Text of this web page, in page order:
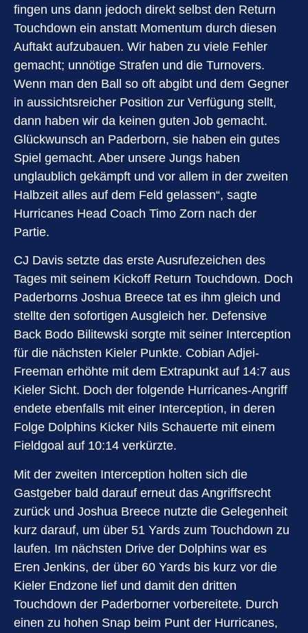
fingen uns dann jedoch direkt selbst den Return
Touchdown ein anstatt Momentum durch diesen
Auftakt aufzubauen. Wir haben zu viele Fehler
gemacht; unnötige Strafen und die Turnovers.
Wenn man den Ball so oft abgibt und dem Gegner
in aussichtsreicher Position zur Verfügung stellt,
dann haben wir da keinen guten Job gemacht.
Glückwunsch an Paderborn, sie haben ein gutes
Spiel gemacht. Aber unsere Jungs haben
unglaublich gekämpft und vor allem in der zweiten
Halbzeit alles auf dem Feld gelassen“, sagte
Hurricanes Head Coach Timo Zorn nach der
Partie.
CJ Davis setzte das erste Ausrufezeichen des
Tages mit seinem Kickoff Return Touchdown. Doch
Paderborns Joshua Breece tat es ihm gleich und
stellte den sofortigen Ausgleich her. Defensive
Back Bodo Bilitewski sorgte mit seiner Interception
für die nächsten Kieler Punkte. Cobian Adjei-
Freeman erhöhte mit dem Extrapunkt auf 14:7 aus
Kieler Sicht. Doch der folgende Hurricanes-Angriff
endete ebenfalls mit einer Interception, in deren
Folge Dolphins Kicker Nils Schauerte mit einem
Fieldgoal auf 10:14 verkürzte.
Mit der zweiten Interception holten sich die
Gastgeber bald darauf erneut das Angriffsrecht
zurück und Joshua Breece nutzte die Gelegenheit
kurz darauf, um über 51 Yards zum Touchdown zu
laufen. Im nächsten Drive der Dolphins war es
Eren Jenkins, der über 60 Yards bis kurz vor die
Kieler Endzone lief und damit den dritten
Touchdown der Paderborner vorbereitete. Durch
einen zu hohen Snap beim Punt der Hurricanes,